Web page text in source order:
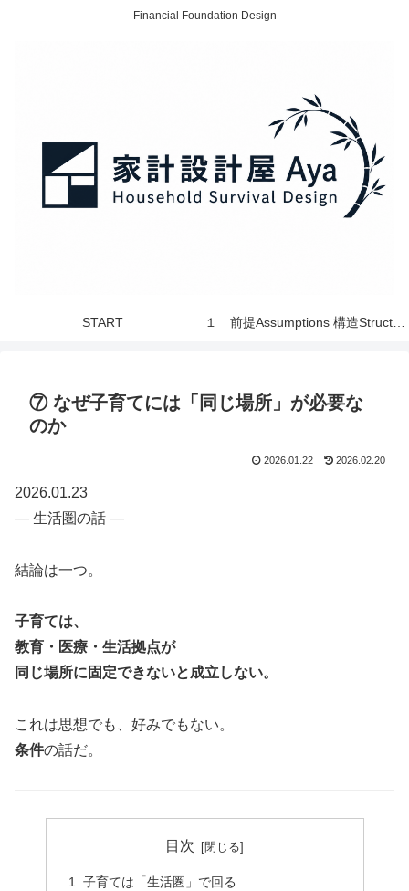
Financial Foundation Design
START
⑦ なぜ子育てには「同じ場所」が必要な
のか
2026.01.22 2026.02.20
2026.01.23
― 生活圏の話 ―
結論は一つ。
子育ては、
教育・医療・生活拠点が
同じ場所に固定できないと成立しない。
これは思想でも、好みでもない。
条件の話だ。
目次
子育ては「生活圏」で回る